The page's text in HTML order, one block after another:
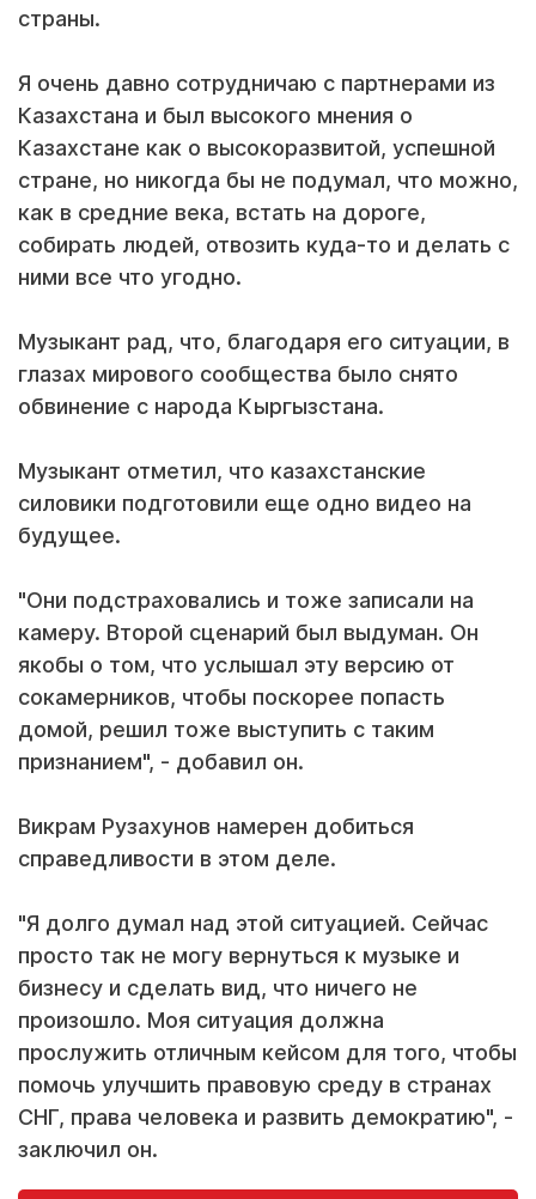
страны.
Я очень давно сотрудничаю с партнерами из
Казахстана и был высокого мнения о
Казахстане как о высокоразвитой, успешной
стране, но никогда бы не подумал, что можно,
как в средние века, встать на дороге,
собирать людей, отвозить куда-то и делать с
ними все что угодно.
Музыкант рад, что, благодаря его ситуации, в
глазах мирового сообщества было снято
обвинение с народа Кыргызстана.
Музыкант отметил, что казахстанские
силовики подготовили еще одно видео на
будущее.
"Они подстраховались и тоже записали на
камеру. Второй сценарий был выдуман. Он
якобы о том, что услышал эту версию от
сокамерников, чтобы поскорее попасть
домой, решил тоже выступить с таким
признанием", - добавил он.
Викрам Рузахунов намерен добиться
справедливости в этом деле.
"Я долго думал над этой ситуацией. Сейчас
просто так не могу вернуться к музыке и
бизнесу и сделать вид, что ничего не
произошло. Моя ситуация должна
прослужить отличным кейсом для того, чтобы
помочь улучшить правовую среду в странах
СНГ, права человека и развить демократию", -
заключил он.